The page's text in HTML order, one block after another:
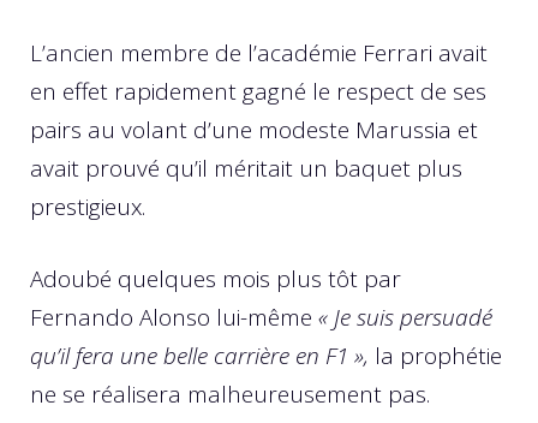
L’ancien membre de l’académie Ferrari avait
en effet rapidement gagné le respect de ses
pairs au volant d’une modeste Marussia et
avait prouvé qu’il méritait un baquet plus
prestigieux.
Adoubé quelques mois plus tôt par
Fernando Alonso lui-même « Je suis persuadé
qu’il fera une belle carrière en F1 », la prophétie
ne se réalisera malheureusement pas.